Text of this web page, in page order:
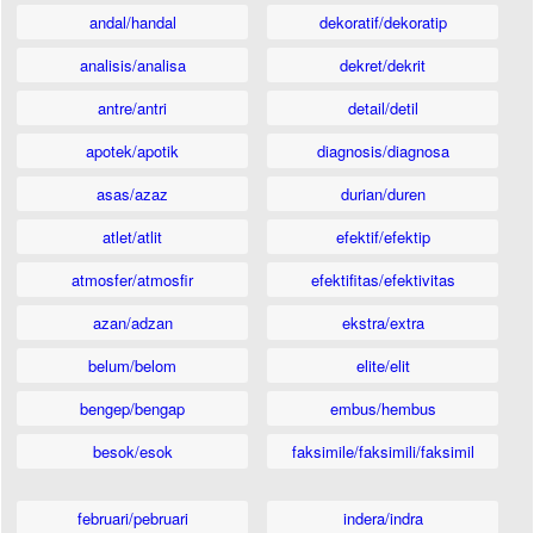
andal/handal
analisis/analisa
antre/antri
apotek/apotik
asas/azaz
atlet/atlit
atmosfer/atmosfir
azan/adzan
belum/belom
bengep/bengap
besok/esok
dekoratif/dekoratip
dekret/dekrit
detail/detil
diagnosis/diagnosa
durian/duren
efektif/efektip
efektifitas/efektivitas
ekstra/extra
elite/elit
embus/hembus
faksimile/faksimili/faksimil
februari/pebruari
indera/indra